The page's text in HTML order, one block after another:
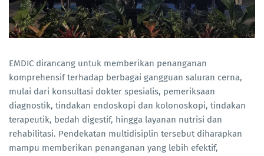
EMDIC dirancang untuk memberikan penanganan
komprehensif terhadap berbagai gangguan saluran cerna,
mulai dari konsultasi dokter spesialis, pemeriksaan
diagnostik, tindakan endoskopi dan kolonoskopi, tindakan
terapeutik, bedah digestif, hingga layanan nutrisi dan
rehabilitasi. Pendekatan multidisiplin tersebut diharapkan
mampu memberikan penanganan yang lebih efektif,